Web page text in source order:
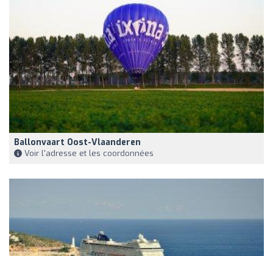
Ballonvaart Oost-Vlaanderen
Voir l'adresse et les coordonnées